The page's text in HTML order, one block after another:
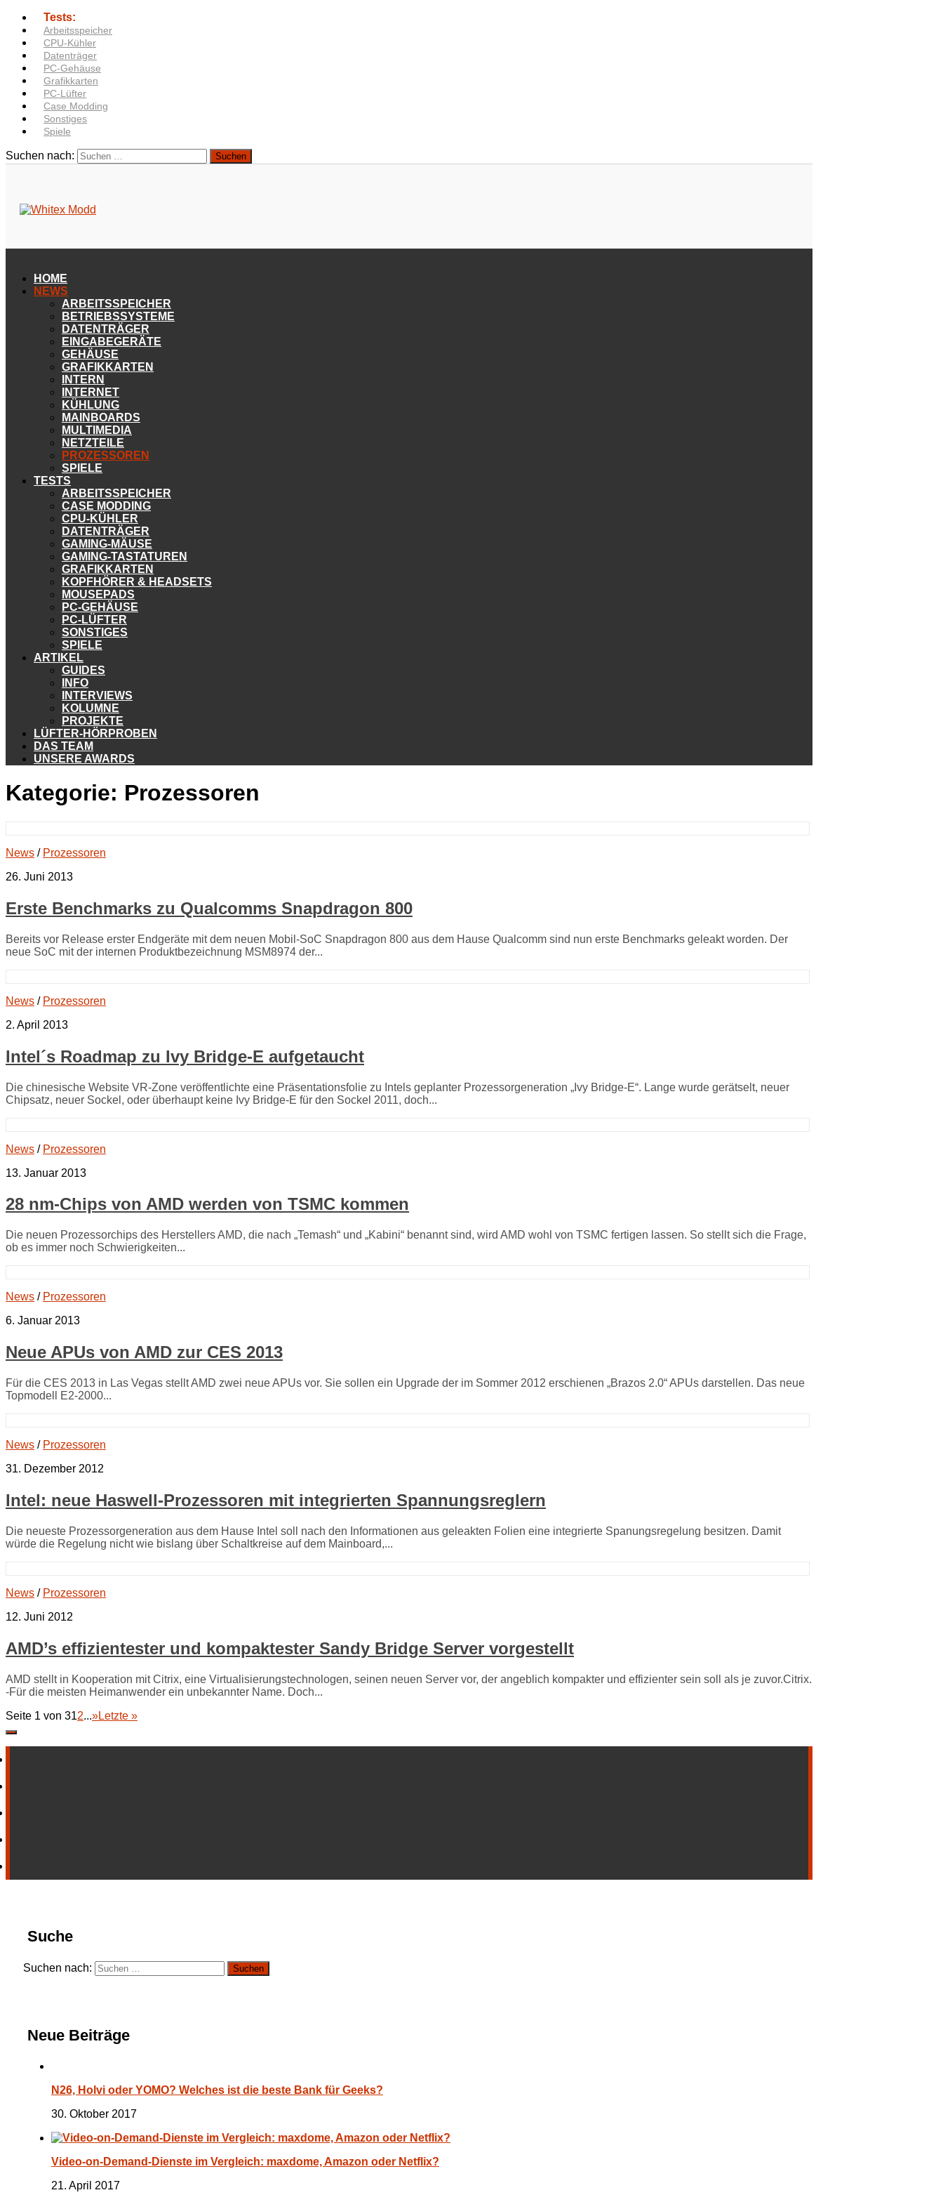
Tests:
Arbeitsspeicher
CPU-Kühler
Datenträger
PC-Gehäuse
Grafikkarten
PC-Lüfter
Case Modding
Sonstiges
Spiele
Suchen nach:
HOME
NEWS
ARBEITSSPEICHER
BETRIEBSSYSTEME
DATENTRÄGER
EINGABEGERÄTE
GEHÄUSE
GRAFIKKARTEN
INTERN
INTERNET
KÜHLUNG
MAINBOARDS
MULTIMEDIA
NETZTEILE
PROZESSOREN
SPIELE
TESTS
ARBEITSSPEICHER
CASE MODDING
CPU-KÜHLER
DATENTRÄGER
GAMING-MÄUSE
GAMING-TASTATUREN
GRAFIKKARTEN
KOPFHÖRER & HEADSETS
MOUSEPADS
PC-GEHÄUSE
PC-LÜFTER
SONSTIGES
SPIELE
ARTIKEL
GUIDES
INFO
INTERVIEWS
KOLUMNE
PROJEKTE
LÜFTER-HÖRPROBEN
DAS TEAM
UNSERE AWARDS
Kategorie: Prozessoren
News / Prozessoren
26. Juni 2013
Erste Benchmarks zu Qualcomms Snapdragon 800
Bereits vor Release erster Endgeräte mit dem neuen Mobil-SoC Snapdragon 800 aus dem Hause Qualcomm sind nun erste Benchmarks geleakt worden. Der
neue SoC mit der internen Produktbezeichnung MSM8974 der...
News / Prozessoren
2. April 2013
Intel´s Roadmap zu Ivy Bridge-E aufgetaucht
Die chinesische Website VR-Zone veröffentlichte eine Präsentationsfolie zu Intels geplanter Prozessorgeneration „Ivy Bridge-E“. Lange wurde gerätselt, neuer
Chipsatz, neuer Sockel, oder überhaupt keine Ivy Bridge-E für den Sockel 2011, doch...
News / Prozessoren
13. Januar 2013
28 nm-Chips von AMD werden von TSMC kommen
Die neuen Prozessorchips des Herstellers AMD, die nach „Temash“ und „Kabini“ benannt sind, wird AMD wohl von TSMC fertigen lassen. So stellt sich die Frage,
ob es immer noch Schwierigkeiten...
News / Prozessoren
6. Januar 2013
Neue APUs von AMD zur CES 2013
Für die CES 2013 in Las Vegas stellt AMD zwei neue APUs vor. Sie sollen ein Upgrade der im Sommer 2012 erschienen „Brazos 2.0“ APUs darstellen. Das neue
Topmodell E2-2000...
News / Prozessoren
31. Dezember 2012
Intel: neue Haswell-Prozessoren mit integrierten Spannungsreglern
Die neueste Prozessorgeneration aus dem Hause Intel soll nach den Informationen aus geleakten Folien eine integrierte Spanungsregelung besitzen. Damit
würde die Regelung nicht wie bislang über Schaltkreise auf dem Mainboard,...
News / Prozessoren
12. Juni 2012
AMD’s effizientester und kompaktester Sandy Bridge Server vorgestellt
AMD stellt in Kooperation mit Citrix, eine Virtualisierungstechnologen, seinen neuen Server vor, der angeblich kompakter und effizienter sein soll als je zuvor.Citrix.
-Für die meisten Heimanwender ein unbekannter Name. Doch...
Seite 1 von 312...»Letzte »
Suche
Suchen nach:
Neue Beiträge
N26, Holvi oder YOMO? Welches ist die beste Bank für Geeks?
30. Oktober 2017
Video-on-Demand-Dienste im Vergleich: maxdome, Amazon oder Netflix?
21. April 2017